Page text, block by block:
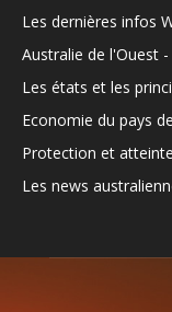
Les dernières infos
Australie de l'Ouest
Les états et les
Economie du pays
Protection et
Les news